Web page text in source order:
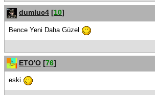
dumluc4 [10]
Bence Yeni Daha Güzel
ETO'O [76]
eski